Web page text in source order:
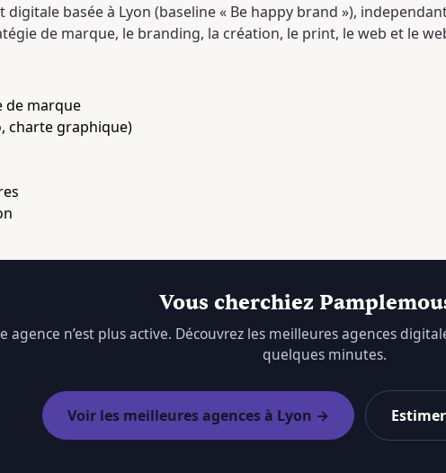
basée à Lyon (baseline « Be happy brand »),
de marque, le branding, la création, le print, le web et le
de marque
charte graphique)
Vous cherchiez
agence n’est plus active. Découvrez les meilleures agences
quelques minutes.
Voir les meilleures agences à Lyon →